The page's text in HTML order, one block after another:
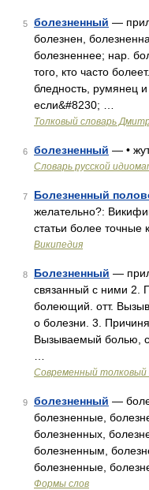
5 болезненный —
болезнен,
болезненнее; нар.
того, кто часто
бледность, румянец
если&#8230; …
Толковый словарь
6 болезненный — •
Словарь русской
7 Болезненный
желательно?:
статьи более точные
Википедия
8 Болезненный —
связанный с ними 2.
болеющий. отт.
о болезни. 3.
Вызываемый болью,
Современный толковый
9 болезненный —
болезненные,
болезненных,
болезненным,
болезненные,
Формы слов